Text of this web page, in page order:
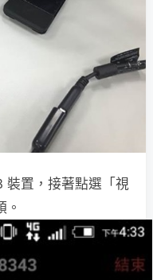
裝置，接著點選「視